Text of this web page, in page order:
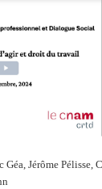
Géa, Jérôme Pélisse,